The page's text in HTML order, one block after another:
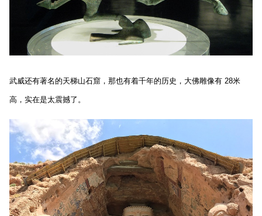
武威还有著名的天梯山石窟，那也有着千年的历史，大佛雕像有 28米
高，实在是太震撼了。